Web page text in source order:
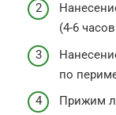
(4-6
по
Прижим